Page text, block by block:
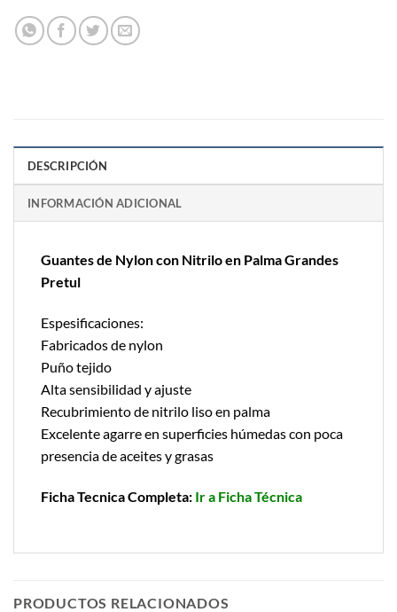
DESCRIPCIÓN
INFORMACIÓN ADICIONAL
Guantes de Nylon con Nitrilo en Palma Grandes
Pretul
Espesificaciones:
Fabricados de nylon
Puño tejido
Alta sensibilidad y ajuste
Recubrimiento de nitrilo liso en palma
Excelente agarre en superficies húmedas con poca
presencia de aceites y grasas
Ficha Tecnica Completa: Ir a Ficha Técnica
PRODUCTOS RELACIONADOS